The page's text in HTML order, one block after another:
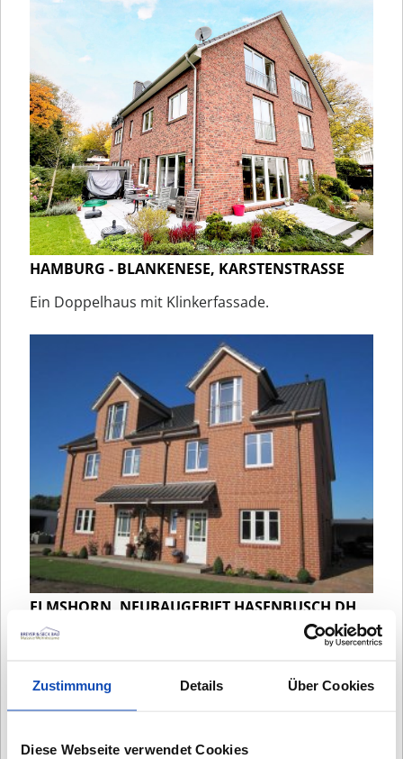
Zustimmung Details Über Cookies
Diese Webseite verwendet Cookies
HAMBURG - BLANKENESE, KARSTENSTRASSE
Ein Doppelhaus mit Klinkerfassade.
ELMSHORN, NEUBAUGEBIET HASENBUSCH DH
Drei Doppelhäuser am Hasenbusch im